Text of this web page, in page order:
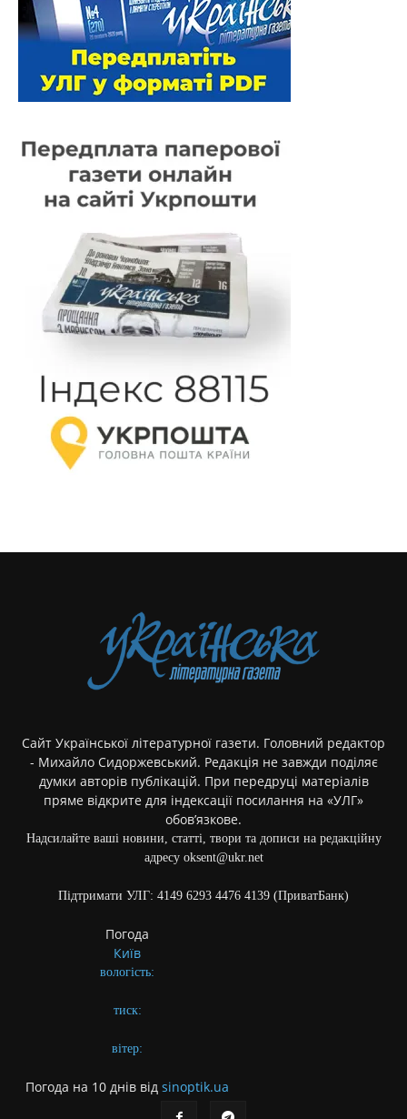
Сайт Української літературної газети. Головний редактор
- Михайло Сидоржевський. Редакція не завжди поділяє
думки авторів публікацій. При передруці матеріалів
пряме відкрите для індексації посилання на «УЛГ»
обов’язкове.
Надсилайте ваші новини, статті, твори та дописи на редакційну
адресу oksent@ukr.net
Підтримати УЛГ: 4149 6293 4476 4139 (ПриватБанк)
Погода
Київ
вологість:
тиск:
вітер:
Погода на 10 днів від sinoptik.ua